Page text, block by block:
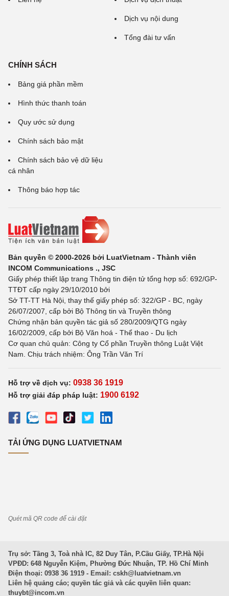
Dịch vụ nội dung
Tổng đài tư vấn
CHÍNH SÁCH
Bảng giá phần mềm
Hình thức thanh toán
Quy ước sử dụng
Chính sách bảo mật
Chính sách bảo vệ dữ liệu
cá nhân
Thông báo hợp tác
Bản quyền © 2000-2026 bởi LuatVietnam - Thành viên
INCOM Communications ., JSC
Giấy phép thiết lập trang Thông tin điện tử tổng hợp số: 692/GP-
TTĐT cấp ngày 29/10/2010 bởi
Sở TT-TT Hà Nội, thay thế giấy phép số: 322/GP - BC, ngày
26/07/2007, cấp bởi Bộ Thông tin và Truyền thông
Chứng nhận bản quyền tác giả số 280/2009/QTG ngày
16/02/2009, cấp bởi Bộ Văn hoá - Thể thao - Du lịch
Cơ quan chủ quản: Công ty Cổ phần Truyền thông Luật Việt
Nam. Chịu trách nhiệm: Ông Trần Văn Trí
Hỗ trợ về dịch vụ: 0938 36 1919
Hỗ trợ giải đáp pháp luật: 1900 6192
TẢI ỨNG DỤNG LUATVIETNAM
Quét mã QR code để cài đặt
Trụ sở: Tầng 3, Toà nhà IC, 82 Duy Tân, P.Cầu Giấy, TP.Hà Nội
VPĐD: 648 Nguyễn Kiệm, Phường Đức Nhuận, TP. Hồ Chí Minh
Điện thoại: 0938 36 1919 - Email: cskh@luatvietnam.vn
Liên hệ quảng cáo; quyền tác giả và các quyền liên quan:
thuybt@incom.vn